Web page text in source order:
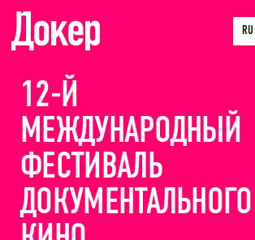
МЕЖДУНАРОДНЫЙ
ФЕСТИВАЛЬ
ДОКУМЕНТАЛЬНОГО
КИНО